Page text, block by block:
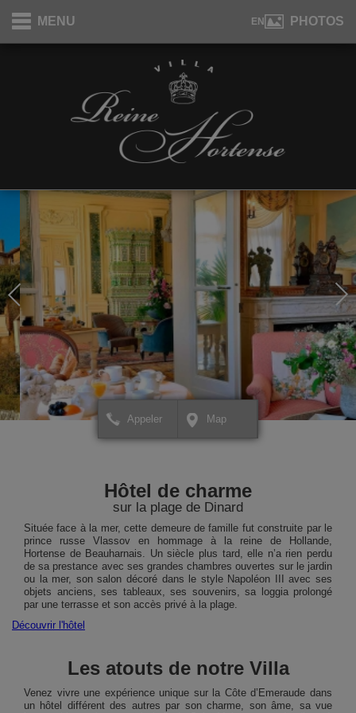
MENU EN PHOTOS
Leaflet| Map data © contributors
sur votre destination,
cliquez ICI.
×
Leaflet| Map data © contributors
Appeler Map
Hôtel de charme
sur la plage de Dinard
Située face à la mer, cette demeure de famille fut construite par le
prince russe Vlassov en hommage à la reine de Hollande,
Hortense de Beauharnais. Un siècle plus tard, elle n’a rien perdu
de sa prestance avec ses grandes chambres ouvertes sur le jardin
ou la mer, son salon décoré dans le style Napoléon III avec ses
objets anciens, ses tableaux, ses souvenirs, sa loggia prolongé
par une terrasse et son accès privé à la plage.
Découvrir l'hôtel
Les atouts de notre Villa
Venez vivre une expérience unique sur la Côte d’Emeraude dans
un hôtel différent des autres par son charme, son âme, sa vue